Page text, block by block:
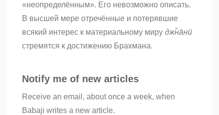
«неопределённым». Его невозможно описать.
В высшей мере отречённые и потерявшие
всякий интерес к материальному миру джн̃а̄нӣ
стремятся к достижению Брахмана.
Notify me of new articles
Receive an email, about once a week, when
Babaji writes a new article.